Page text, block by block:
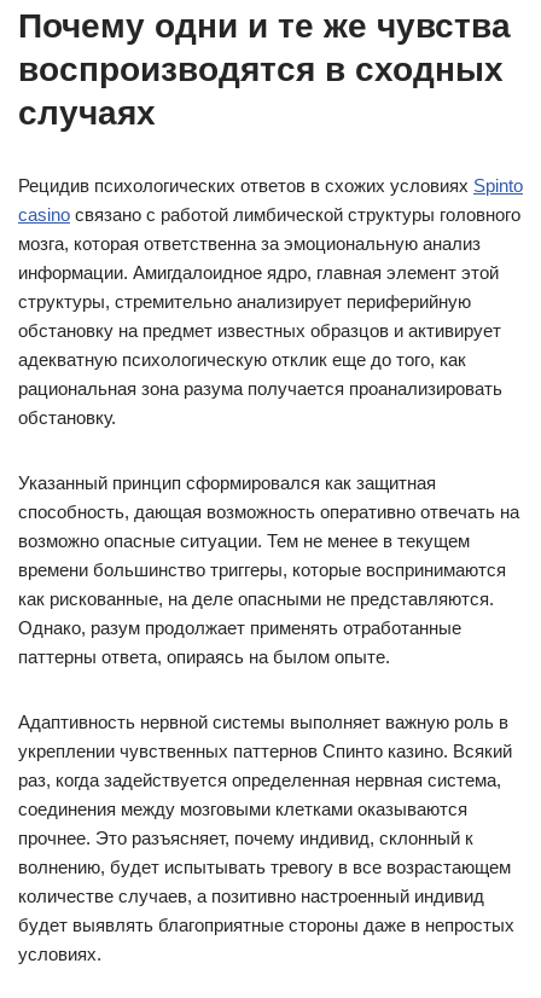
Почему одни и те же чувства
воспроизводятся в сходных
случаях
Рецидив психологических ответов в схожих условиях Spinto
сasino связано с работой лимбической структуры головного
мозга, которая ответственна за эмоциональную анализ
информации. Амигдалоидное ядро, главная элемент этой
структуры, стремительно анализирует периферийную
обстановку на предмет известных образцов и активирует
адекватную психологическую отклик еще до того, как
рациональная зона разума получается проанализировать
обстановку.
Указанный принцип сформировался как защитная
способность, дающая возможность оперативно отвечать на
возможно опасные ситуации. Тем не менее в текущем
времени большинство триггеры, которые воспринимаются
как рискованные, на деле опасными не представляются.
Однако, разум продолжает применять отработанные
паттерны ответа, опираясь на былом опыте.
Адаптивность нервной системы выполняет важную роль в
укреплении чувственных паттернов Спинто казино. Всякий
раз, когда задействуется определенная нервная система,
соединения между мозговыми клетками оказываются
прочнее. Это разъясняет, почему индивид, склонный к
волнению, будет испытывать тревогу в все возрастающем
количестве случаев, а позитивно настроенный индивид
будет выявлять благоприятные стороны даже в непростых
условиях.